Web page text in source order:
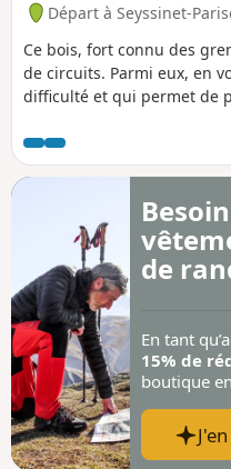
Départ à Seyssinet-
Ce bois, fort connu des
de circuits. Parmi eux, en
difficulté et qui permet de
capitale des Alpes.
de
En tant
15% de
boutique